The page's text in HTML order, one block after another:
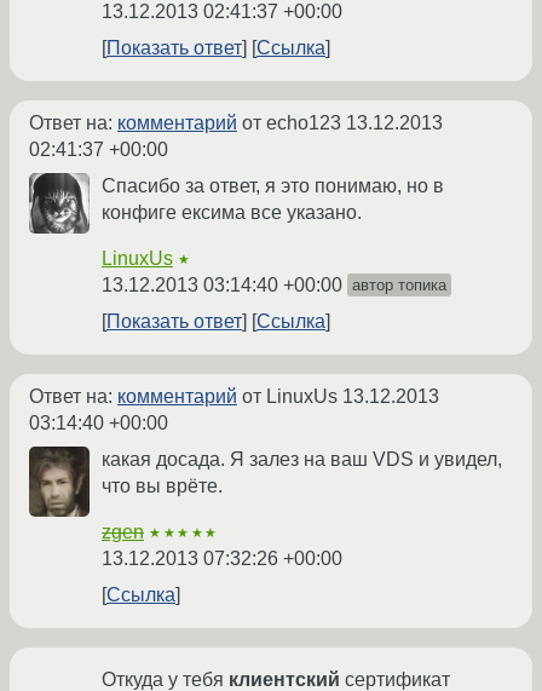
13.12.2013 02:41:37 +00:00
Показать ответ
Ссылка
Ответ на: комментарий от echo123 13.12.2013
02:41:37 +00:00
Спасибо за ответ, я это понимаю, но в
конфиге ексима все указано.
LinuxUs ★
13.12.2013 03:14:40 +00:00 автор топика
Показать ответ Ссылка
Ответ на: комментарий от LinuxUs 13.12.2013
03:14:40 +00:00
какая досада. Я залез на ваш VDS и увидел,
что вы врёте.
zgen ★★★★★
13.12.2013 07:32:26 +00:00
Ссылка
Откуда у тебя клиентский сертификат